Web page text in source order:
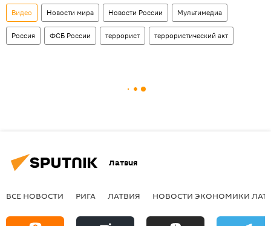
Видео Новости мира Новости России Мультимедиа
Россия ФСБ России террорист террористический акт
Латвия
ВСЕ НОВОСТИ РИГА ЛАТВИЯ НОВОСТИ ЭКОНОМИКИ